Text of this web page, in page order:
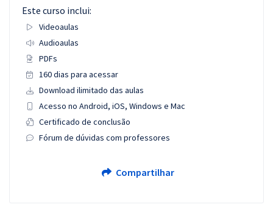
Este curso inclui:
Videoaulas
Audioaulas
PDFs
160 dias para acessar
Download ilimitado das aulas
Acesso no Android, iOS, Windows e Mac
Certificado de conclusão
Fórum de dúvidas com professores
Compartilhar